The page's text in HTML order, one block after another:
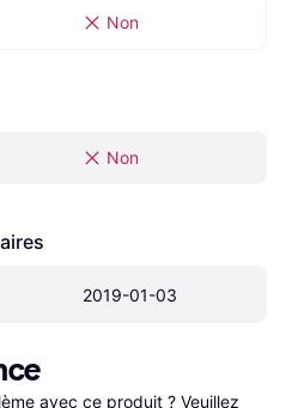
Non
Non
2019-01-03
avec ce produit ? Veuillez